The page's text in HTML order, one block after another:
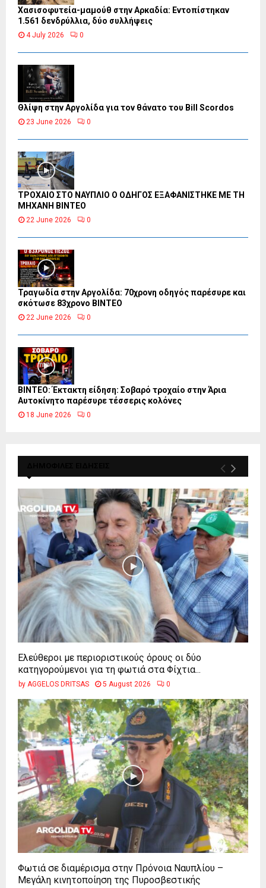
Χασισοφυτεία-μαμούθ στην Αρκαδία: Εντοπίστηκαν
1.561 δενδρύλλια, δύο συλλήψεις
4 July 2026 0
Θλίψη στην Αργολίδα για τον θάνατο του Bill Scordos
23 June 2026 0
ΤΡΟΧΑΙΟ ΣΤΟ ΝΑΥΠΛΙΟ Ο ΟΔΗΓΟΣ ΕΞΑΦΑΝΙΣΤΗΚΕ ΜΕ ΤΗ
ΜΗΧΑΝΗ ΒΙΝΤΕΟ
22 June 2026 0
Τραγωδία στην Αργολίδα: 70χρονη οδηγός παρέσυρε και
σκότωσε 83χρονο ΒΙΝΤΕΟ
22 June 2026 0
ΒΙΝΤΕΟ: Έκτακτη είδηση: Σοβαρό τροχαίο στην Άρια
Αυτοκίνητο παρέσυρε τέσσερις κολόνες
18 June 2026 0
Ελεύθεροι με περιοριστικούς όρους οι δύο
κατηγορούμενοι για τη φωτιά στα Φίχτια...
by AGGELOS DRITSAS 5 August 2026 0
Φωτιά σε διαμέρισμα στην Πρόνοια Ναυπλίου –
Μεγάλη κινητοποίηση της Πυροσβεστικής